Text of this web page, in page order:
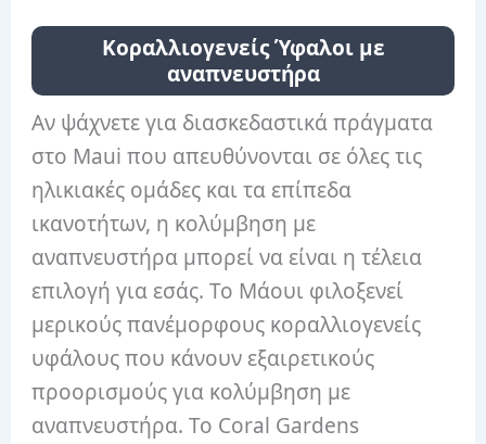
Κοραλλιογενείς Ύφαλοι με
αναπνευστήρα
Αν ψάχνετε για διασκεδαστικά πράγματα
στο Maui που απευθύνονται σε όλες τις
ηλικιακές ομάδες και τα επίπεδα
ικανοτήτων, η κολύμβηση με
αναπνευστήρα μπορεί να είναι η τέλεια
επιλογή για εσάς. Το Μάουι φιλοξενεί
μερικούς πανέμορφους κοραλλιογενείς
υφάλους που κάνουν εξαιρετικούς
προορισμούς για κολύμβηση με
αναπνευστήρα. Το Coral Gardens